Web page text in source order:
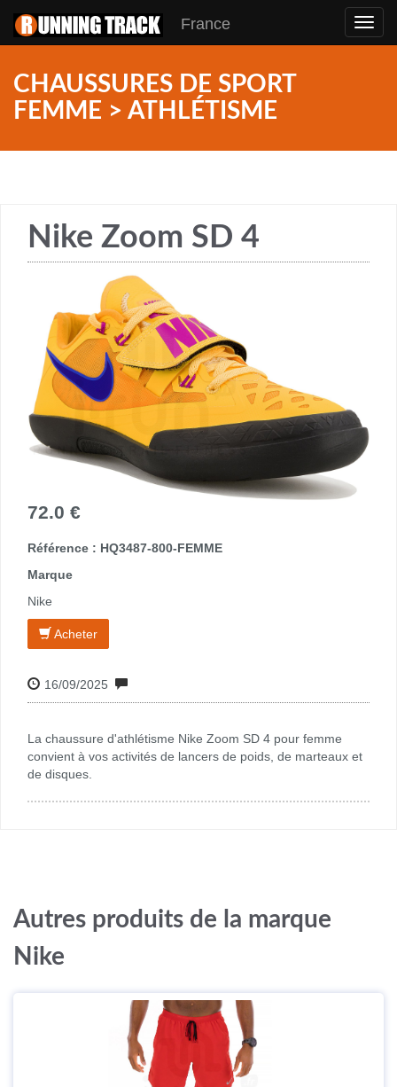
France
CHAUSSURES DE SPORT
FEMME > ATHLÉTISME
Nike Zoom SD 4
72.0 €
Référence : HQ3487-800-FEMME
Marque
Nike
Acheter
16/09/2025
La chaussure d'athlétisme Nike Zoom SD 4 pour femme
convient à vos activités de lancers de poids, de marteaux et
de disques.
Autres produits de la marque
Nike